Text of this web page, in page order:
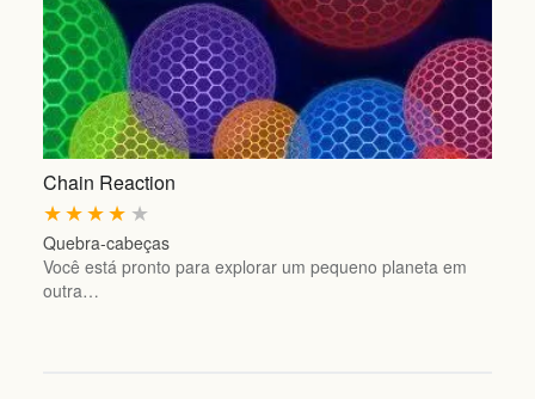
Chain Reaction
★
★
★
★
★
Quebra-cabeças
Você está pronto para explorar um pequeno planeta em
outra…